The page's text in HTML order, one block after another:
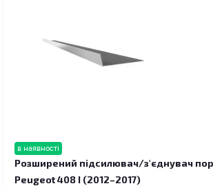
в наявності
Розширений підсилювач/з'єднувач
Peugeot 408 I (2012–2017)